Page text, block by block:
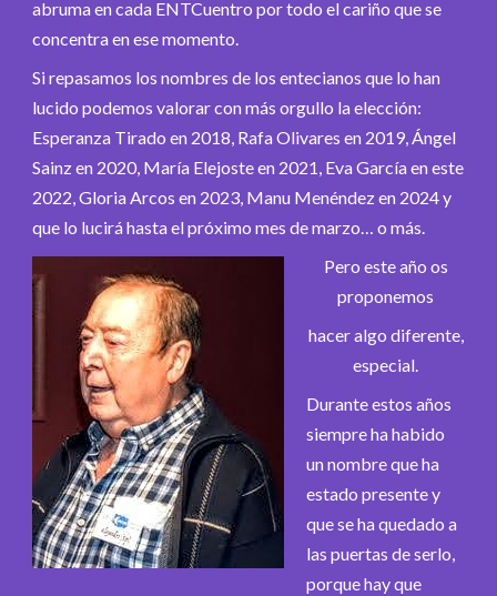
abruma en cada ENTCuentro por todo el cariño que se
concentra en ese momento.
Si repasamos los nombres de los entecianos que lo han
lucido podemos valorar con más orgullo la elección:
Esperanza Tirado en 2018, Rafa Olivares en 2019, Ángel
Sainz en 2020, María Elejoste en 2021, Eva García en este
2022, Gloria Arcos en 2023, Manu Menéndez en 2024 y
que lo lucirá hasta el próximo mes de marzo… o más.
Pero este año os
proponemos
hacer algo diferente,
especial.
Durante estos años
siempre ha habido
un nombre que ha
estado presente y
que se ha quedado a
las puertas de serlo,
porque hay que